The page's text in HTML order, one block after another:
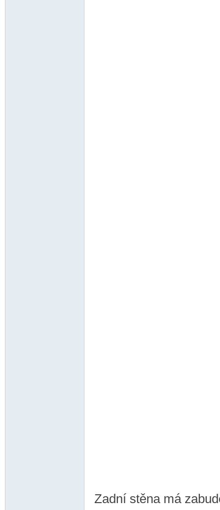
Zadní stěna má